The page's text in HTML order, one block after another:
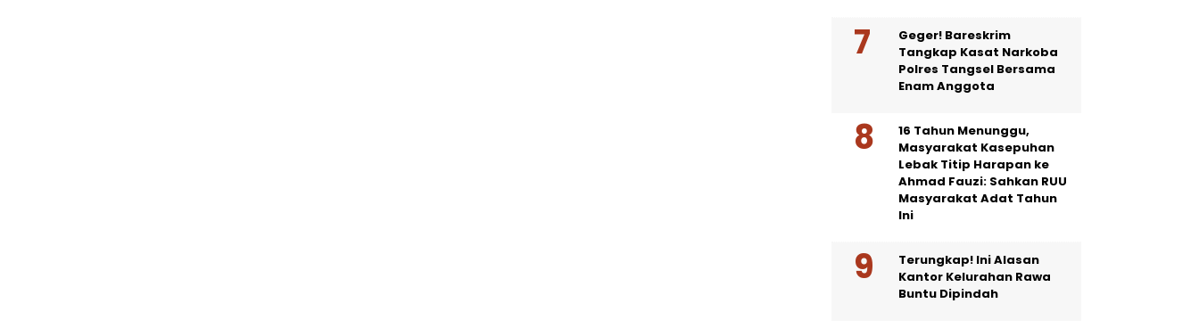
Geger! Bareskrim
Tangkap Kasat Narkoba
Polres Tangsel Bersama
Enam Anggota
16 Tahun Menunggu,
Masyarakat Kasepuhan
Lebak Titip Harapan ke
Ahmad Fauzi: Sahkan RUU
Masyarakat Adat Tahun
Ini
Terungkap! Ini Alasan
Kantor Kelurahan Rawa
Buntu Dipindah